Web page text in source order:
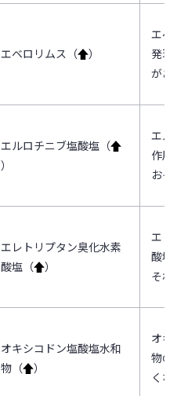
エベロリムス（↑）
エベ
発現
があ
エルロチニブ塩酸塩（↑
）
エル
作用
お
エレトリプタン臭化水素
酸塩（↑）
エレ
酸塩
それ
オキシコドン塩酸塩水和
物（↑）
オキ
物の
く